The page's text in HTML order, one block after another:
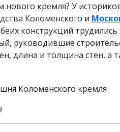
кремля? У
Коломенского и
конструкций
руководившие
длина и толщина стен, а